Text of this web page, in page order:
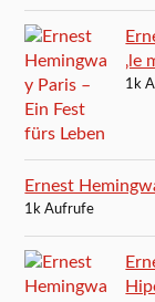
‚le
1k
Ernest
1k Aufrufe